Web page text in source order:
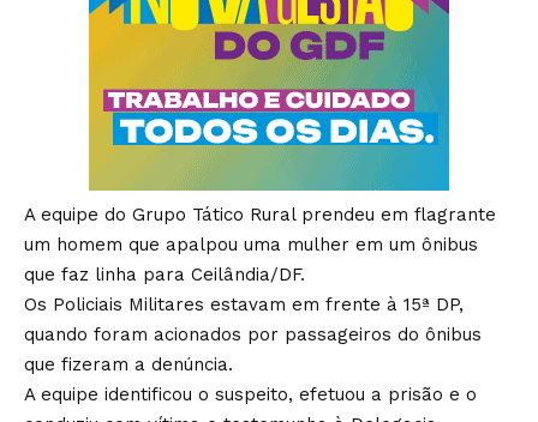
A equipe do Grupo Tático Rural prendeu em flagrante
um homem que apalpou uma mulher em um ônibus
que faz linha para Ceilândia/DF.
Os Policiais Militares estavam em frente à 15ª DP,
quando foram acionados por passageiros do ônibus
que fizeram a denúncia.
A equipe identificou o suspeito, efetuou a prisão e o